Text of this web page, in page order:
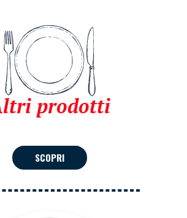
prodotti
SCOPRI